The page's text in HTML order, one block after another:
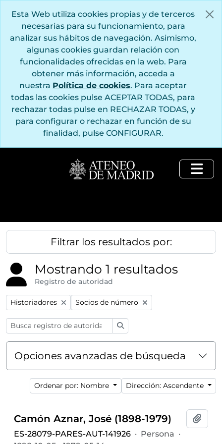
Esta Web utiliza cookies propias y de terceros
necesarias para su funcionamiento, para
analizar sus hábitos de navegación. Asimismo,
algunas cookies guardan relación con
funcionalidades ofrecidas en la web. Para
obtener más información, acceda a
nuestra Política de cookies. Para aceptar
todas las cookies pulse ACEPTAR TODAS, para
rechazar todas pulse en RECHAZAR TODAS, y
para configurar o rechazar en función de su
finalidad, pulse CONFIGURAR.
Filtrar los resultados por:
Mostrando 1 resultados
Registro de autoridad
Remove filter:
Historiadores Remove filter:
Socios de número
Opciones avanzadas de búsqueda
Ordenar por: Nombre Dirección: Ascendente
Camón Aznar, José (1898-1979)
ES-28079-PARES-AUT-141926 · Persona ·